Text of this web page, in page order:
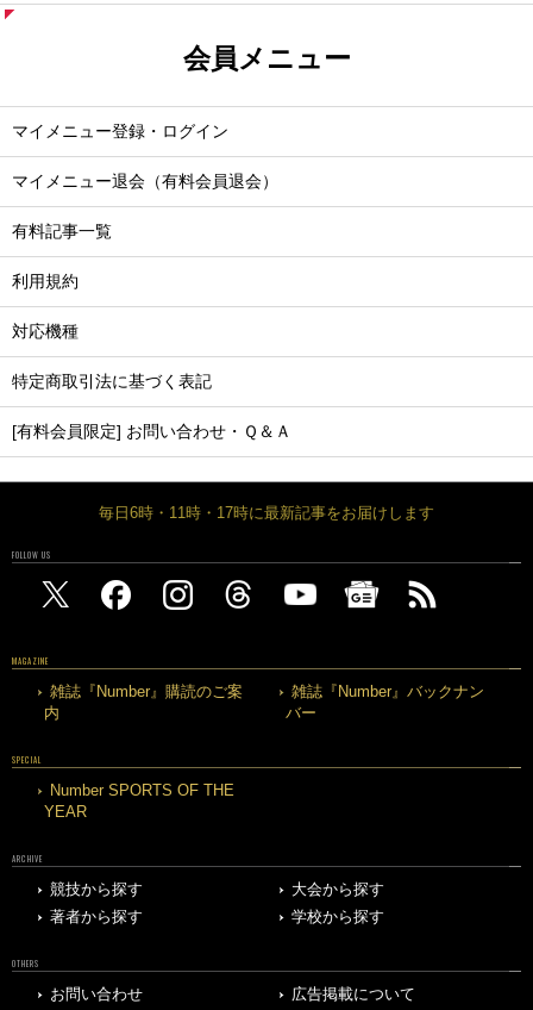
会員メニュー
マイメニュー登録・ログイン
マイメニュー退会（有料会員退会）
有料記事一覧
利用規約
対応機種
特定商取引法に基づく表記
[有料会員限定] お問い合わせ・Ｑ＆Ａ
毎日6時・11時・17時に最新記事をお届けします
FOLLOW US
MAGAZINE
雑誌『Number』購読のご案
内
雑誌『Number』バックナン
バー
SPECIAL
Number SPORTS OF THE
YEAR
ARCHIVE
競技から探す
大会から探す
著者から探す
学校から探す
OTHERS
お問い合わせ 広告掲載について